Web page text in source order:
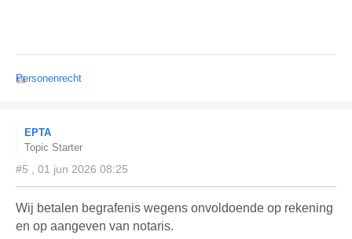
Personenrecht
EPTA
Topic Starter
#5 , 01 jun 2026 08:25
Wij betalen begrafenis wegens onvoldoende op rekening
en op aangeven van notaris.